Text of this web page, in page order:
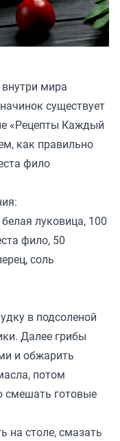
мира
существует
«Рецепты Каждый
как правильно
фило
луковица, 100
фило, 50
соль
в подсоленой
Далее грибы
и обжарить
потом
смешать готовые
на столе, смазать